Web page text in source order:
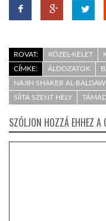
ROVAT: KÖZEL-KELET
CÍMKE:
ÁLDOZATOK
NAJIH SHAKER AL-BALDAWI
SÍITA SZENT HELY
SZÓLJON HOZZÁ EHHEZ A